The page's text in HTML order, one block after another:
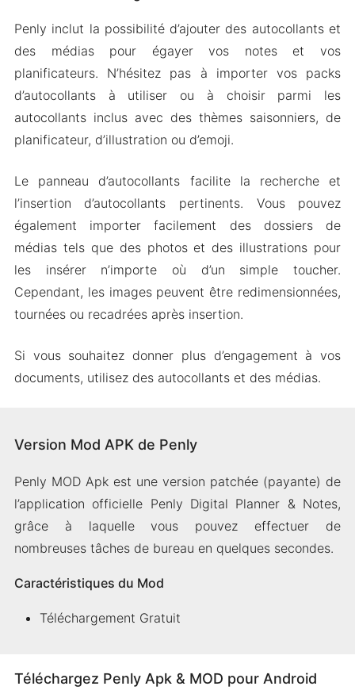
Penly inclut la possibilité d’ajouter des autocollants et
des médias pour égayer vos notes et vos
planificateurs. N’hésitez pas à importer vos packs
d’autocollants à utiliser ou à choisir parmi les
autocollants inclus avec des thèmes saisonniers, de
planificateur, d’illustration ou d’emoji.
Le panneau d’autocollants facilite la recherche et
l’insertion d’autocollants pertinents. Vous pouvez
également importer facilement des dossiers de
médias tels que des photos et des illustrations pour
les insérer n’importe où d’un simple toucher.
Cependant, les images peuvent être redimensionnées,
tournées ou recadrées après insertion.
Si vous souhaitez donner plus d’engagement à vos
documents, utilisez des autocollants et des médias.
Version Mod APK de Penly
Penly MOD Apk est une version patchée (payante) de
l’application officielle Penly Digital Planner & Notes,
grâce à laquelle vous pouvez effectuer de
nombreuses tâches de bureau en quelques secondes.
Caractéristiques du Mod
Téléchargement Gratuit
Téléchargez Penly Apk & MOD pour Android